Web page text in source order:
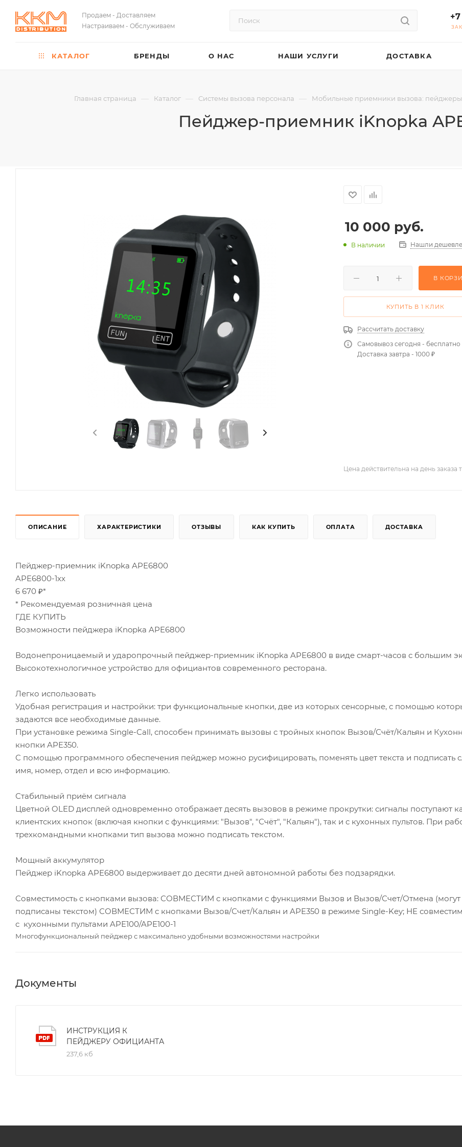
Продаем - Доставляем
Настраиваем - Обслуживаем
КАТАЛОГ БРЕНДЫ О НАС НАШИ УСЛУГИ ДОСТАВКА
Главная страница — Каталог — Системы вызова персонала — Мобильные приемники вызова: пейджеры
Пейджер-приемник iKnopka
10 000 руб.
В наличии Нашли
В
КУПИТЬ В 1 КЛИК
Рассчитать доставку
Самовывоз сегодня - бесплатно
Доставка завтра - 1000 ₽
Цена действительна на день заказа
ОПИСАНИЕ ХАРАКТЕРИСТИКИ ОТЗЫВЫ КАК КУПИТЬ ОПЛАТА ДОСТАВКА
Пейджер-приемник iKnopka APE6800
APE6800-1xx
6 670 ₽*
* Рекомендуемая розничная цена
ГДЕ КУПИТЬ
Возможности пейджера iKnopka APE6800
Водонепроницаемый и ударопрочный пейджер-приемник iKnopka APE6800 в виде смарт-часов с большим
Высокотехнологичное устройство для официантов современного ресторана.
Легко использовать
Удобная регистрация и настройки: три функциональные кнопки, две из которых сенсорные, с помощью
задаются все необходимые данные.
При установке режима Single-Call, способен принимать вызовы с тройных кнопок Вызов/Счёт/Кальян и
кнопки APE350.
С помощью программного обеспечения пейджер можно русифицировать, поменять цвет текста и подписать
имя, номер, отдел и всю информацию.
Стабильный приём сигнала
Цветной OLED дисплей одновременно отображает десять вызовов в режиме прокрутки: сигналы поступают
клиентских кнопок (включая кнопки с функциями: "Вызов", "Счёт", "Кальян"), так и с кухонных пультов. При
трехкомандными кнопками тип вызова можно подписать текстом.
Мощный аккумулятор
Пейджер iKnopka APE6800 выдерживает до десяти дней автономной работы без подзарядки.
Совместимость с кнопками вызова: СОВМЕСТИМ с кнопками с функциями Вызов и Вызов/Счет/Отмена (могут
подписаны текстом) СОВМЕСТИМ с кнопками Вызов/Счет/Кальян и APE350 в режиме Single-Key; НЕ совместим
с кухонными пультами APE100/APE100-1
Многофункциональный пейджер с максимально удобными возможностями настройки
Документы
ИНСТРУКЦИЯ К
ПЕЙДЖЕРУ ОФИЦИАНТА
237,6 кб